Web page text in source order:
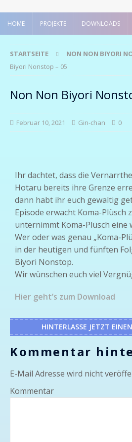
HOME PROJEKTE DOWNLOADS
STARTSEITE NON NON BIYORI
Biyori Nonstop – 05
Non Non Biyori
Februar 10, 2021 Gin-chan 0
Ihr dachtet, dass die
Hotaru bereits ihre Grenze
dann habt ihr euch gewaltig
Episode erwacht Koma-Plüsch
unternimmt Koma-Plüsch eine
Wer oder was genau „Koma-
in der heutigen und fünften
Biyori Nonstop.
Wir wünschen euch viel
Hier geht’s zum Download
HINTERLASSE JETZT
Kommentar
E-Mail Adresse wird nicht
Kommentar